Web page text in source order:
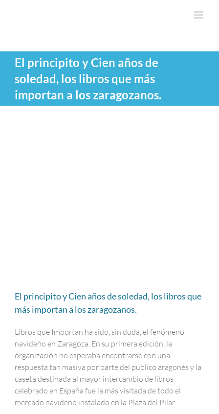
El principito y Cien años de
soledad, los libros que más
importan a los zaragozanos.
El principito y Cien años de soledad, los libros que
más importan a los zaragozanos.
Libros que Importan ha sido, sin duda, el fenómeno
navideño en Zaragoza. En su primera edición, la
organización no esperaba encontrarse con una
respuesta tan masiva por parte del público aragonés y la
caseta destinada al mayor intercambio de libros
celebrado en España fue la más visitada de todo el
mercado navideño instalado en la Plaza del Pilar.